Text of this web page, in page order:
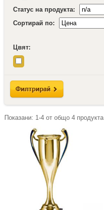
Статус на продукта:
Сортирай по:
Цвят:
Показани: 1-4от общо 4продукта